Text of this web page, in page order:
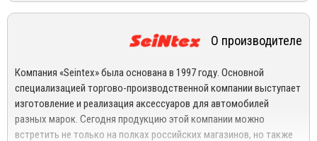
Прочность – при изготовлении своей продукции компания
которые хорошо выдерживают серьезные нагрузки,
Коврики с рисунком «сетка» отличаются долговечностью –
изделия не протираются и не рвутся. Высокую устойчивость к
внешним воздействиям обеспечивается за счет
оптимального соотношения используемых материалов (40%
О производителе
Компания «Seintex» была основана в 1997 году. Основной
специализацией торгово-производственной компании выступает
изготовление и реализация аксессуаров для автомобилей
разных марок. Сегодня продукцию этой компании можно
встретить не только на полках российских магазинов, но также